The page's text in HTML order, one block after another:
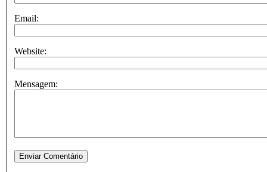
Email:
Website:
Mensagem: